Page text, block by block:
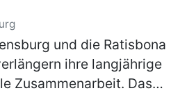
und die Ratisbona
ihre langjährige
Zusammenarbeit. Das